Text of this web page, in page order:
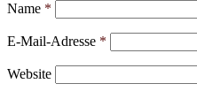
Name *
E-Mail-Adresse *
Website